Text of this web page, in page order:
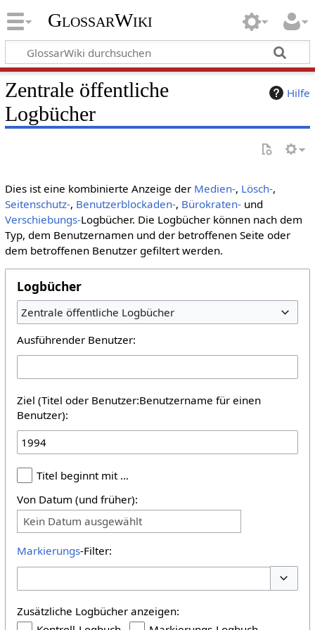
GlossarWiki
Hilfe
Zentrale öffentliche
Logbücher
Dies ist eine kombinierte Anzeige der Medien-, Lösch-,
Seitenschutz-, Benutzerblockaden-, Bürokraten-und
Verschiebungs-Logbücher. Die Logbücher können nach dem
Typ, dem Benutzernamen und der betroffenen Seite oder
dem betroffenen Benutzer gefiltert werden.
Logbücher
Zentrale öffentliche Logbücher
Ausführender Benutzer:
Ziel (Titel oder Benutzer:Benutzername für einen
Benutzer):
Titel beginnt mit …
Von Datum (und früher):
Kein Datum ausgewählt
Markierungs-Filter:
Zusätzliche Logbücher anzeigen: